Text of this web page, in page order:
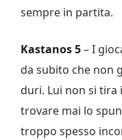
sempre in partita.
Kastanos 5– I
da subito che non
duri. Lui non si tira
trovare mai lo
troppo spesso